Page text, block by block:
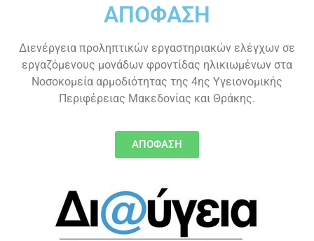
ΑΠΟΦΑΣΗ
Διενέργεια προληπτικών εργαστηριακών ελέγχων σε
εργαζόμενους μονάδων φροντίδας ηλικιωμένων στα
Νοσοκομεία αρμοδιότητας της 4ης Υγειονομικής
Περιφέρειας Μακεδονίας και Θράκης.
ΑΠΟΦΑΣΗ